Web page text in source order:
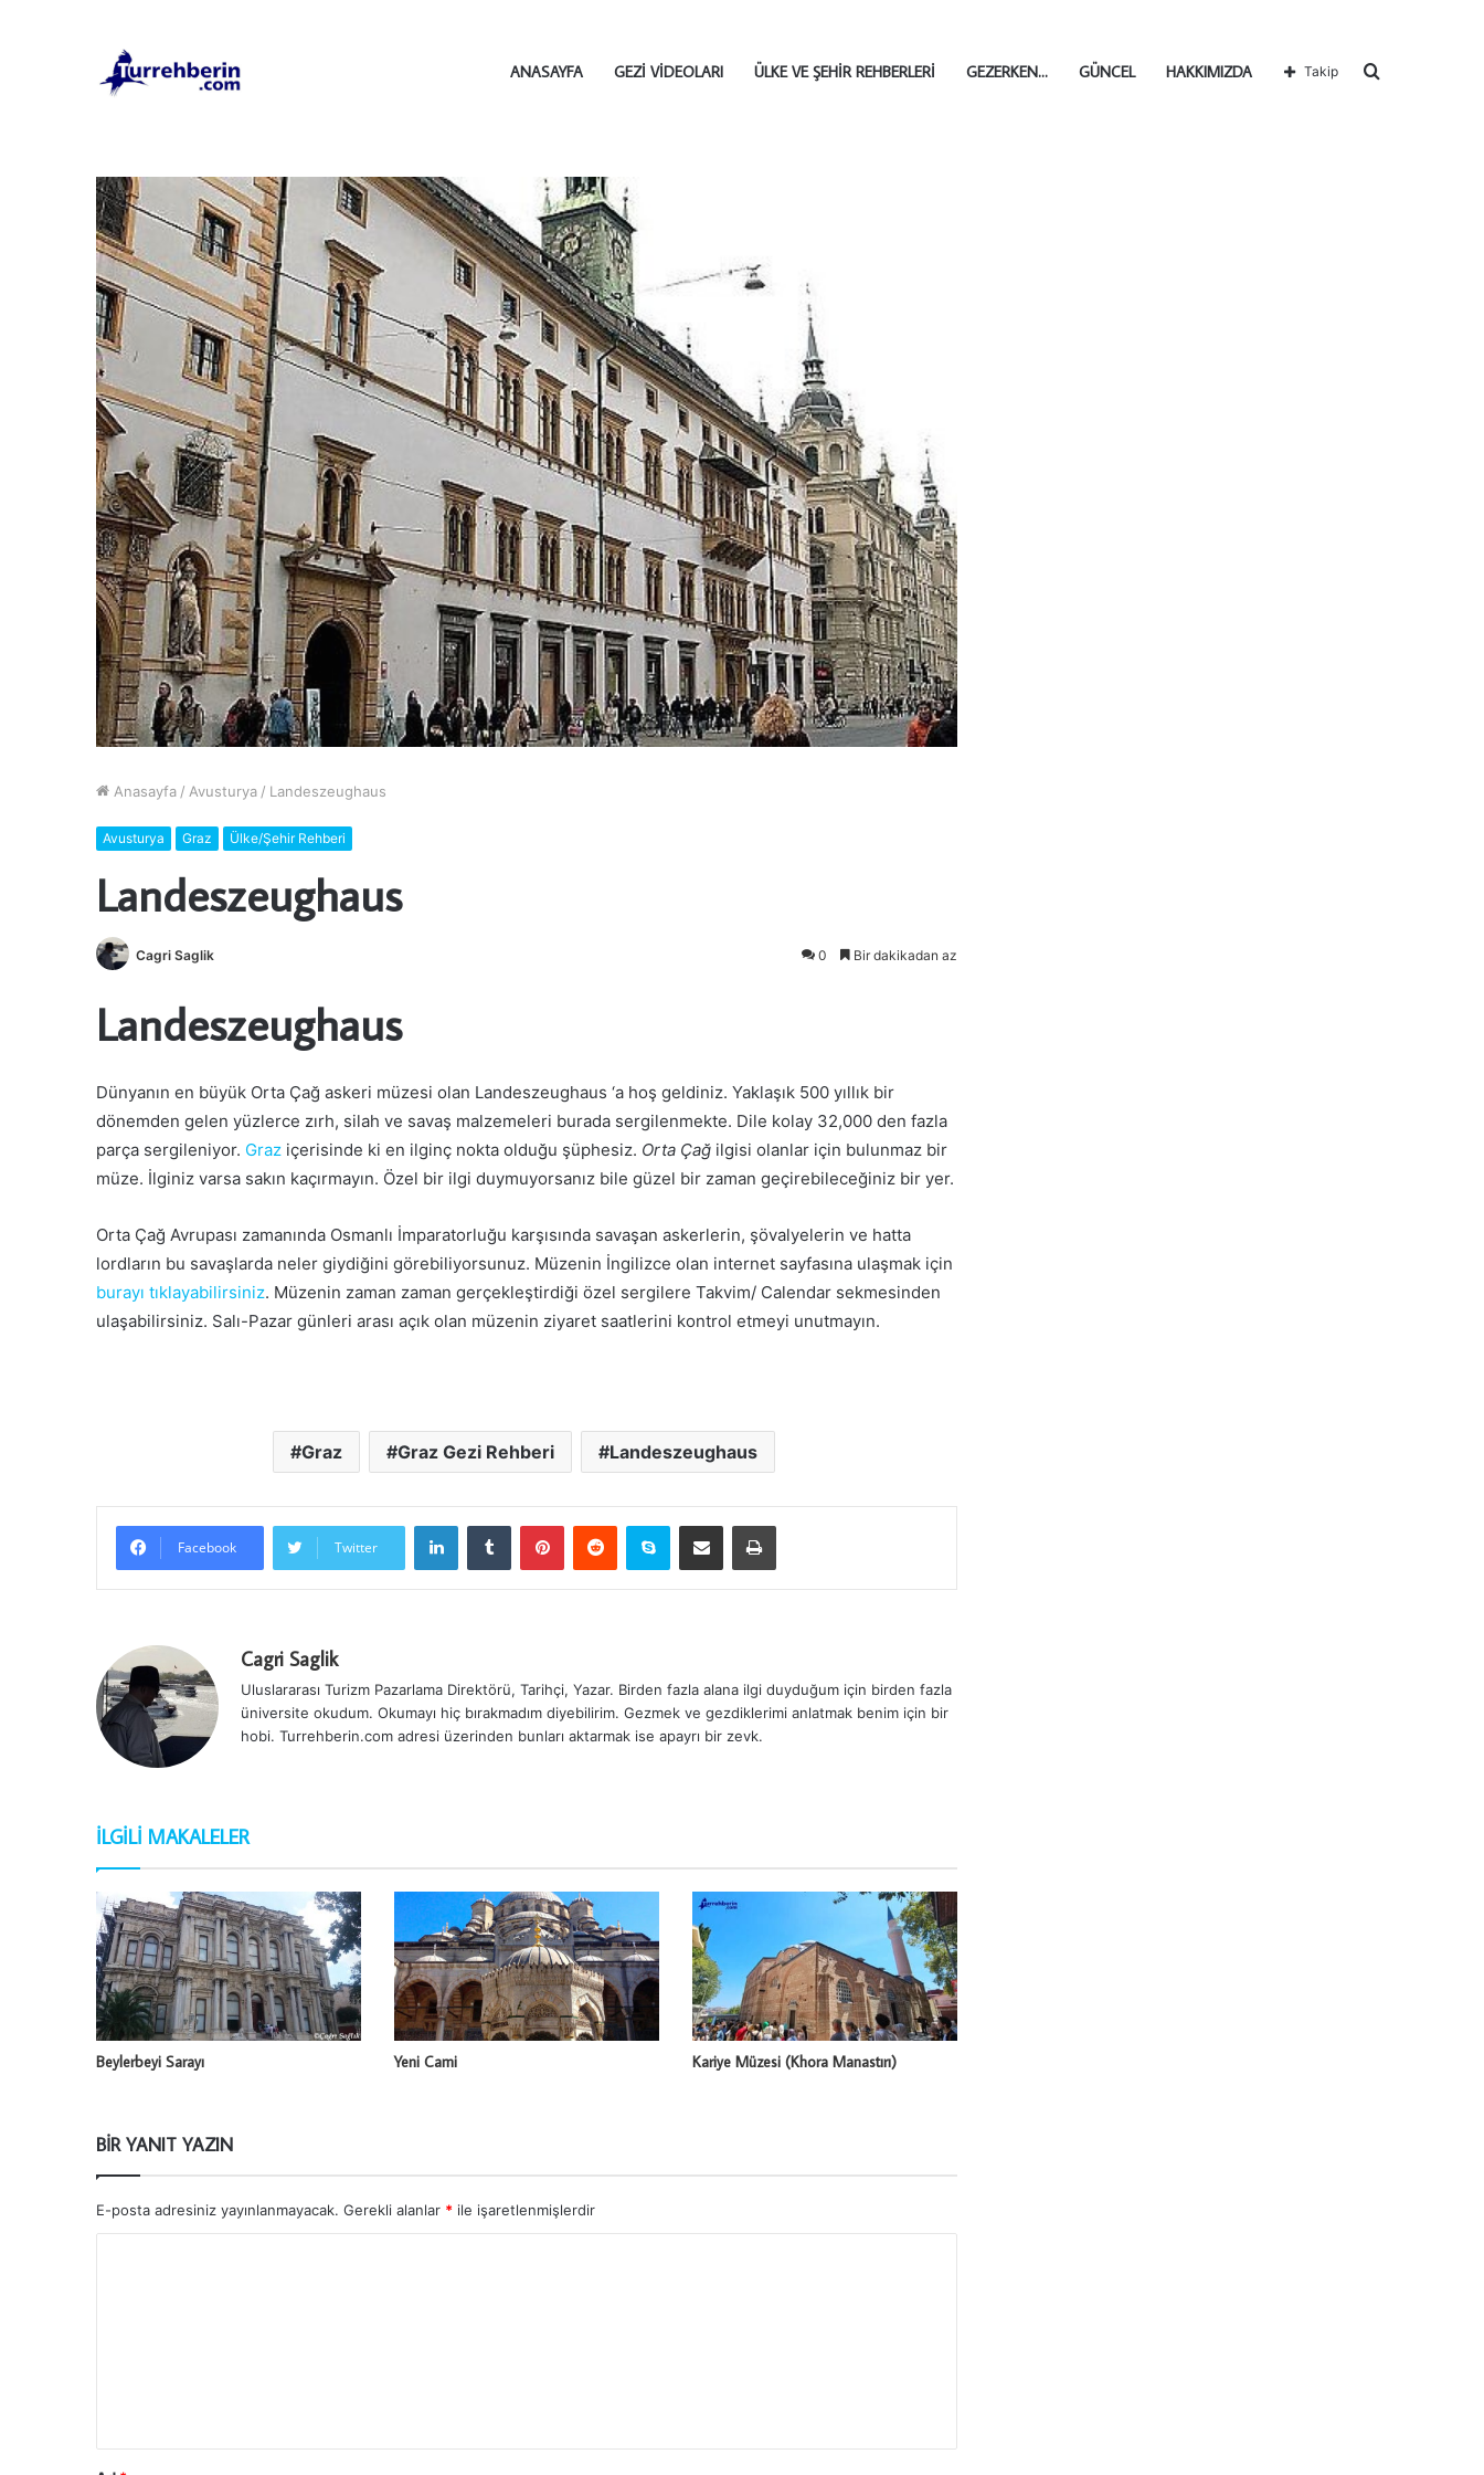
ANASAYFA GEZI VIDEOLARI ÜLKE VE ŞEHIR REHBERLERI GEZERKEN… GÜNCEL HAKKIMIZDA Arama
Takip
Anasayfa / Avusturya / Landeszeughaus
Avusturya Graz Ülke/Şehir Rehberi
Landeszeughaus
Cagri Saglik 0 Bir dakikadan az
Landeszeughaus
Dünyanın en büyük Orta Çağ askeri müzesi olan Landeszeughaus ‘a hoş geldiniz. Yaklaşık 500 yıllık bir
dönemden gelen yüzlerce zırh, silah ve savaş malzemeleri burada sergilenmekte. Dile kolay 32,000 den fazla
parça sergileniyor. Graz içerisinde ki en ilginç nokta olduğu şüphesiz. Orta Çağ ilgisi olanlar için bulunmaz bir
müze. İlginiz varsa sakın kaçırmayın. Özel bir ilgi duymuyorsanız bile güzel bir zaman geçirebileceğiniz bir yer.
Orta Çağ Avrupası zamanında Osmanlı İmparatorluğu karşısında savaşan askerlerin, şövalyelerin ve hatta
lordların bu savaşlarda neler giydiğini görebiliyorsunuz. Müzenin İngilizce olan internet sayfasına ulaşmak için
burayı tıklayabilirsiniz. Müzenin zaman zaman gerçekleştirdiği özel sergilere Takvim/ Calendar sekmesinden
ulaşabilirsiniz. Salı-Pazar günleri arası açık olan müzenin ziyaret saatlerini kontrol etmeyi unutmayın.
Graz Graz Gezi Rehberi Landeszeughaus
Facebook Twitter
LinkedInTumblr PinterestReddit Skype E-Posta ile paylaş Yazdır
Cagri Saglik
Uluslararası Turizm Pazarlama Direktörü, Tarihçi, Yazar. Birden fazla alana ilgi duyduğum için birden fazla
üniversite okudum. Okumayı hiç bırakmadım diyebilirim. Gezmek ve gezdiklerimi anlatmak benim için bir
hobi. Turrehberin.com adresi üzerinden bunları aktarmak ise apayrı bir zevk.
İLGILI MAKALELER
Beylerbeyi Sarayı Yeni Cami Kariye Müzesi (Khora Manastırı)
BIR YANIT YAZIN
E-posta adresiniz yayınlanmayacak. Gerekli alanlar * ile işaretlenmişlerdir